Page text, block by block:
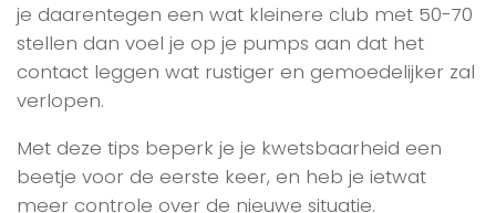
je daarentegen een wat kleinere club met 50-70
stellen dan voel je op je pumps aan dat het
contact leggen wat rustiger en gemoedelijker zal
verlopen.
Met deze tips beperk je je kwetsbaarheid een
beetje voor de eerste keer, en heb je ietwat
meer controle over de nieuwe situatie.